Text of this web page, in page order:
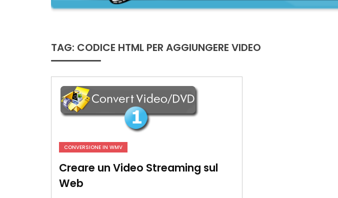
TAG: CODICE HTML PER AGGIUNGERE VIDEO
CONVERSIONE IN WMV
Creare un Video Streaming sul
Web